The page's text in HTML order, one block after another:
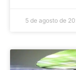
5 de agosto de